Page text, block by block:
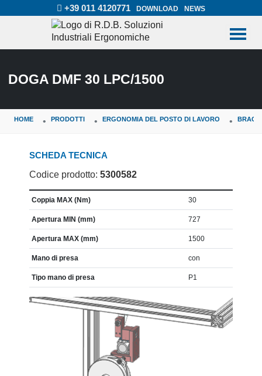
+39 011 4120771 DOWNLOAD NEWS
DOGA DMF 30 LPC/1500
HOME PRODOTTI ERGONOMIA DEL POSTO DI LAVORO
SCHEDA TECNICA
Codice prodotto: 5300582
CARATTERISTICA
Coppia MAX (Nm) 30
Apertura MIN (mm) 727
Apertura MAX (mm) 1500
Mano di presa con
Tipo mano di presa P1